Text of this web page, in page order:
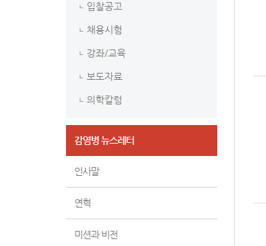
입찰공고
채용시험
강좌/교육
보도자료
의학칼럼
감염병 뉴스레터
인사말
연혁
미션과 비전